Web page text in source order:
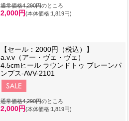
通常価格4,290円のところ
2,000円(本体価格:1,819円)
【セール：2000円（税込）】
a.v.v（アー・ヴェ・ヴェ）
4.5cmヒール ラウンドトゥ プレーンパ
ンプス-AVV-2101
通常価格4,290円のところ
2,000円(本体価格:1,819円)